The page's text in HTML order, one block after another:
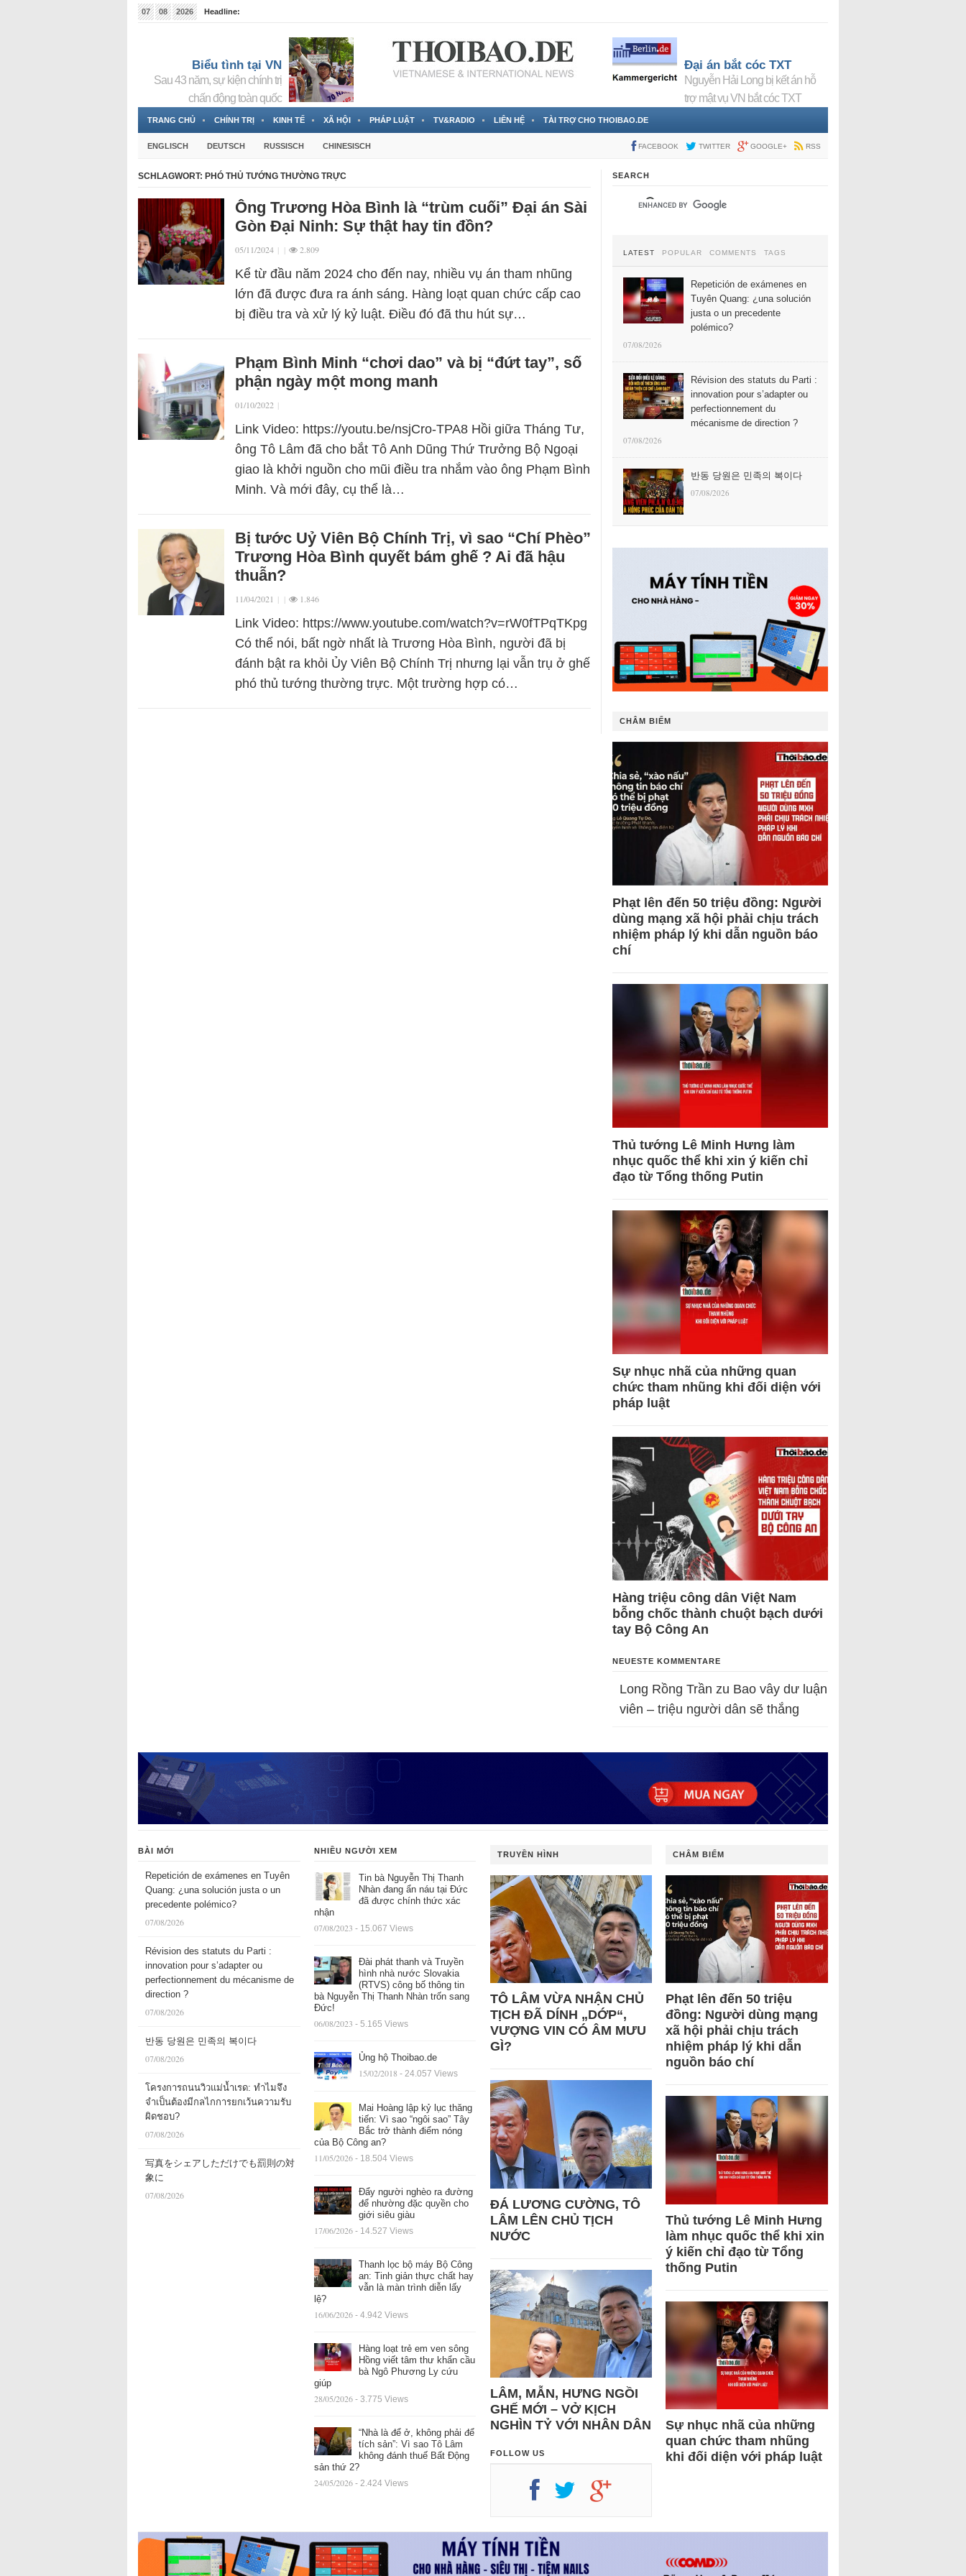
07 08 2026
Headline:
Biểu tình tại VN
Sau 43 năm, sự kiện chính trị
chấn động toàn quốc
Đại án bắt cóc TXT
Nguyễn Hải Long bị kết án hỗ
trợ mật vụ VN bắt cóc TXT
TRANG CHỦ CHÍNH TRỊ KINH TẾ XÃ HỘI PHÁP LUẬT TV&RADIO LIÊN HỆ TÀI TRỢ CHO THOIBAO.DE
ENGLISCH DEUTSCH RUSSISCH CHINESISCH FACEBOOK TWITTER GOOGLE+ RSS
SCHLAGWORT: PHÓ THỦ TƯỚNG THƯỜNG TRỰC
Ông Trương Hòa Bình là “trùm cuối” Đại án Sài
Gòn Đại Ninh: Sự thật hay tin đồn?
05/11/2024 | | 2.809
Kể từ đầu năm 2024 cho đến nay, nhiều vụ án tham nhũng
lớn đã được đưa ra ánh sáng. Hàng loạt quan chức cấp cao
bị điều tra và xử lý kỷ luật. Điều đó đã thu hút sự…
Phạm Bình Minh “chơi dao” và bị “đứt tay”, số
phận ngày một mong manh
01/10/2022 |
Link Video: https://youtu.be/nsjCro-TPA8 Hồi giữa Tháng Tư,
ông Tô Lâm đã cho bắt Tô Anh Dũng Thứ Trưởng Bộ Ngoại
giao là khởi nguồn cho mũi điều tra nhắm vào ông Phạm Bình
Minh. Và mới đây, cụ thể là…
Bị tước Uỷ Viên Bộ Chính Trị, vì sao “Chí Phèo”
Trương Hòa Bình quyết bám ghế ? Ai đã hậu
thuẫn?
11/04/2021 | | 1.846
Link Video: https://www.youtube.com/watch?v=rW0fTPqTKpg
Có thể nói, bất ngờ nhất là Trương Hòa Bình, người đã bị
đánh bật ra khỏi Ủy Viên Bộ Chính Trị nhưng lại vẫn trụ ở ghế
phó thủ tướng thường trực. Một trường hợp có…
SEARCH
LATEST POPULAR COMMENTS TAGS
Repetición de exámenes en
Tuyên Quang: ¿una solución
justa o un precedente
polémico?
07/08/2026
Révision des statuts du Parti :
innovation pour s’adapter ou
perfectionnement du
mécanisme de direction ?
07/08/2026
반동 당원은 민족의 복이다
07/08/2026
CHÂM BIẾM
Phạt lên đến 50 triệu đồng: Người
dùng mạng xã hội phải chịu trách
nhiệm pháp lý khi dẫn nguồn báo
chí
Thủ tướng Lê Minh Hưng làm
nhục quốc thể khi xin ý kiến chỉ
đạo từ Tổng thống Putin
Sự nhục nhã của những quan
chức tham nhũng khi đối diện với
pháp luật
Hàng triệu công dân Việt Nam
bỗng chốc thành chuột bạch dưới
tay Bộ Công An
NEUESTE KOMMENTARE
Long Rồng Trần zu Bao vây dư luận
viên – triệu người dân sẽ thắng
BÀI MỚI
Repetición de exámenes en Tuyên
Quang: ¿una solución justa o un
precedente polémico?
07/08/2026
Révision des statuts du Parti :
innovation pour s’adapter ou
perfectionnement du mécanisme de
direction ?
07/08/2026
반동 당원은 민족의 복이다
07/08/2026
โครงการถนนวิวแม่น้ำเรด: ทำไมจึง
จำเป็นต้องมีกลไกการยกเว้นความรับ
ผิดชอบ?
07/08/2026
写真をシェアしただけでも罰則の対
象に
07/08/2026
NHIỀU NGƯỜI XEM
Tin bà Nguyễn Thị Thanh
Nhàn đang ẩn náu tại Đức
đã được chính thức xác
nhận
07/08/2023 - 15.067 Views
Đài phát thanh và Truyền
hình nhà nước Slovakia
(RTVS) công bố thông tin
bà Nguyễn Thị Thanh Nhàn trốn sang
Đức!
06/08/2023 - 5.165 Views
Ủng hộ Thoibao.de
15/02/2018 - 24.057 Views
Mai Hoàng lập kỷ lục thăng
tiến: Vì sao “ngôi sao” Tây
Bắc trở thành điểm nóng
của Bộ Công an?
11/05/2026 - 18.504 Views
Đẩy người nghèo ra đường
để nhường đặc quyền cho
giới siêu giàu
17/06/2026 - 14.527 Views
Thanh lọc bộ máy Bộ Công
an: Tinh giản thực chất hay
vẫn là màn trình diễn lấy
lệ?
16/06/2026 - 4.942 Views
Hàng loạt trẻ em ven sông
Hồng viết tâm thư khẩn cầu
bà Ngô Phương Ly cứu
giúp
28/05/2026 - 3.775 Views
“Nhà là để ở, không phải để
tích sản”: Vì sao Tô Lâm
không đánh thuế Bất Động
sản thứ 2?
24/05/2026 - 2.424 Views
TRUYỀN HÌNH
TÔ LÂM VỪA NHẬN CHỦ
TỊCH ĐÃ DÍNH „DỚP“,
VƯỢNG VIN CÓ ÂM MƯU
GÌ?
ĐÁ LƯƠNG CƯỜNG, TÔ
LÂM LÊN CHỦ TỊCH
NƯỚC
LÂM, MẪN, HƯNG NGỒI
GHẾ MỚI – VỞ KỊCH
NGHÌN TỶ VỚI NHÂN DÂN
FOLLOW US
CHÂM BIẾM
Phạt lên đến 50 triệu
đồng: Người dùng mạng
xã hội phải chịu trách
nhiệm pháp lý khi dẫn
nguồn báo chí
Thủ tướng Lê Minh Hưng
làm nhục quốc thể khi xin
ý kiến chỉ đạo từ Tổng
thống Putin
Sự nhục nhã của những
quan chức tham nhũng
khi đối diện với pháp luật